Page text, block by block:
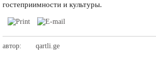
гостеприимности и культуры.
автор: qartli.ge